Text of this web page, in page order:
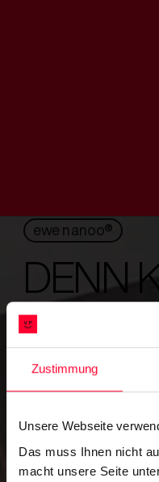
Zustimmung
Unsere Webseite
Das muss Ihnen nicht
macht unsere Seite
ewe nanoo®
DENN
SIND